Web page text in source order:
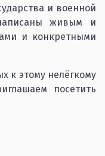
и военной
живым и
и конкретными
к этому нелёгкому
посетить